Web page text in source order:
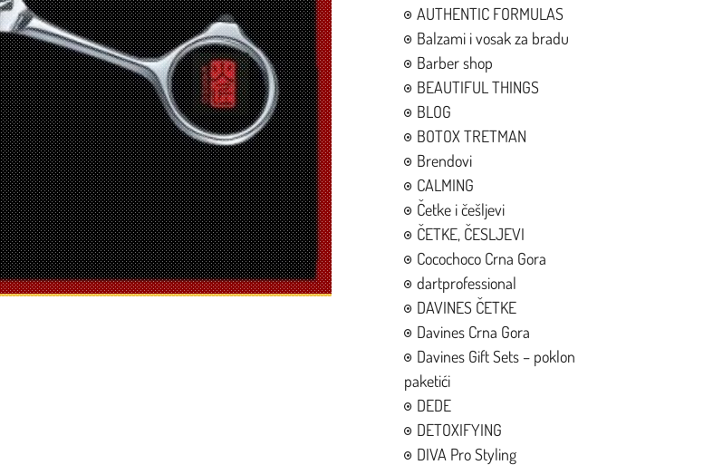
AUTHENTIC FORMULAS
Balzami i vosak za bradu
Barber shop
BEAUTIFUL THINGS
BLOG
BOTOX TRETMAN
Brendovi
CALMING
Četke i češljevi
ČETKE, ČESLJEVI
Cocochoco Crna Gora
dartprofessional
DAVINES ČETKE
Davines Crna Gora
Davines Gift Sets – poklon
paketići
DEDE
DETOXIFYING
DIVA Pro Styling